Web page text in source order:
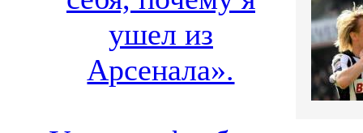
ушел из
Арсенала».